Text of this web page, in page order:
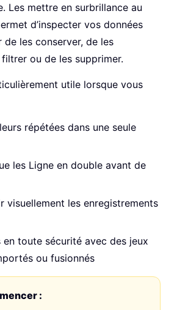
Les mettre en surbrillance au
d’inspecter vos données
les conserver, de les
ou de les supprimer.
utile lorsque vous
répétées dans une seule
les Ligne en double avant de
visuellement les enregistrements
en toute sécurité avec des jeux
ou fusionnés
: